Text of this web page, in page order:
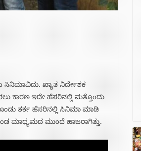
ಖ್ಯಾತ ನಿರ್ದೇಶಕ
ಕಾರಣ ಇದೇ ಹೆಸರಿನಲ್ಲಿ ಮತ್ತೊಂದು
ತರ್ಕ ಹೆಸರಿನಲ್ಲಿ ಸಿನಿಮಾ ಮಾಡಿ
ಮಾಧ್ಯಮದ ಮುಂದೆ ಹಾಜರಾಗಿತ್ತು.